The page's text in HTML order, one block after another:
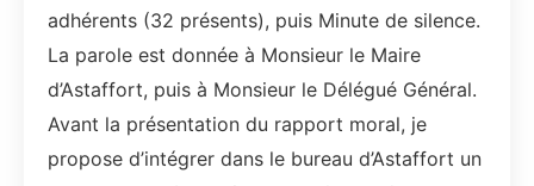
adhérents (32 présents), puis Minute de silence.
La parole est donnée à Monsieur le Maire
d’Astaffort, puis à Monsieur le Délégué Général.
Avant la présentation du rapport moral, je
propose d’intégrer dans le bureau d’Astaffort un